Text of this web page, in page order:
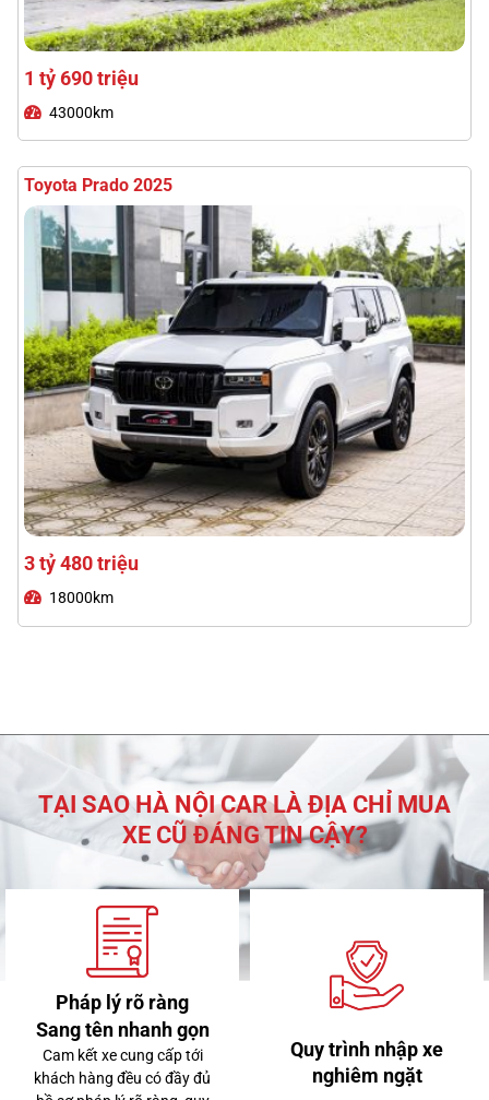
3 tỷ 480 triệu
18000km
Lexus RX300 2021
Lexus RX350 Premium 2024
TẠI SAO HÀ NỘI CAR LÀ ĐỊA CHỈ MUA
XE CŨ ĐÁNG TIN CẬY?
Pháp lý rõ ràng
Sang tên nhanh gọn
Cam kết xe cung cấp tới
khách hàng đều có đầy đủ
Quy trình nhập xe
nghiêm ngặt